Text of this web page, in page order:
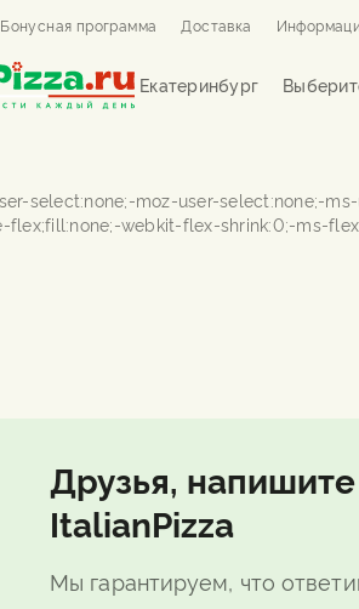
Бонусная программа Доставка
Екатеринбург
Друзья,
ItalianPizza
Мы гарантируем, что